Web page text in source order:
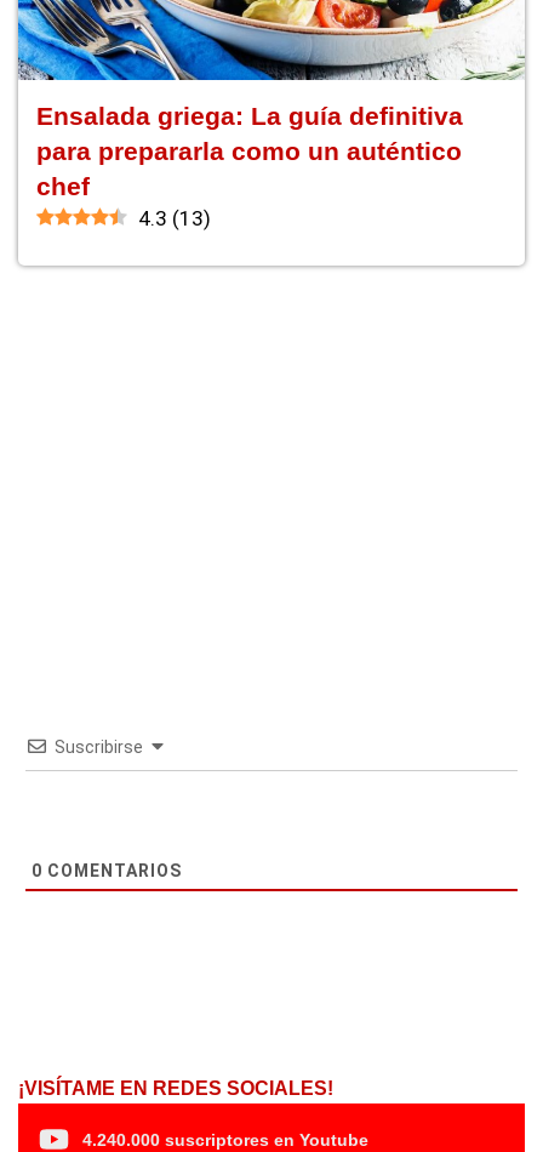
Ensalada griega: La guía definitiva
para prepararla como un auténtico
chef
4.3 (13)
Suscribirse
0 COMENTARIOS
¡VISÍTAME EN REDES SOCIALES!
4.240.000 suscriptores en Youtube